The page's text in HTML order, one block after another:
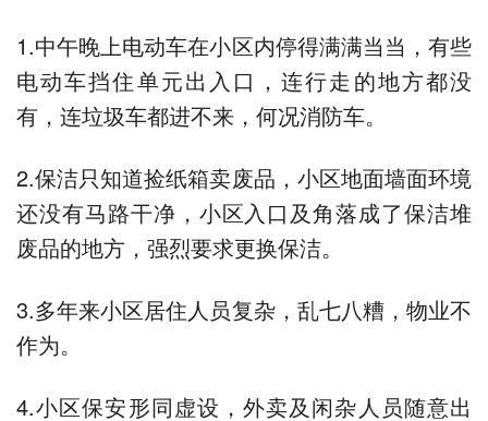
1.中午晚上电动车在小区内停得满满当当，有些
电动车挡住单元出入口，连行走的地方都没
有，连垃圾车都进不来，何况消防车。
2.保洁只知道捡纸箱卖废品，小区地面墙面环境
还没有马路干净，小区入口及角落成了保洁堆
废品的地方，强烈要求更换保洁。
3.多年来小区居住人员复杂，乱七八糟，物业不
作为。
4.小区保安形同虚设，外卖及闲杂人员随意出